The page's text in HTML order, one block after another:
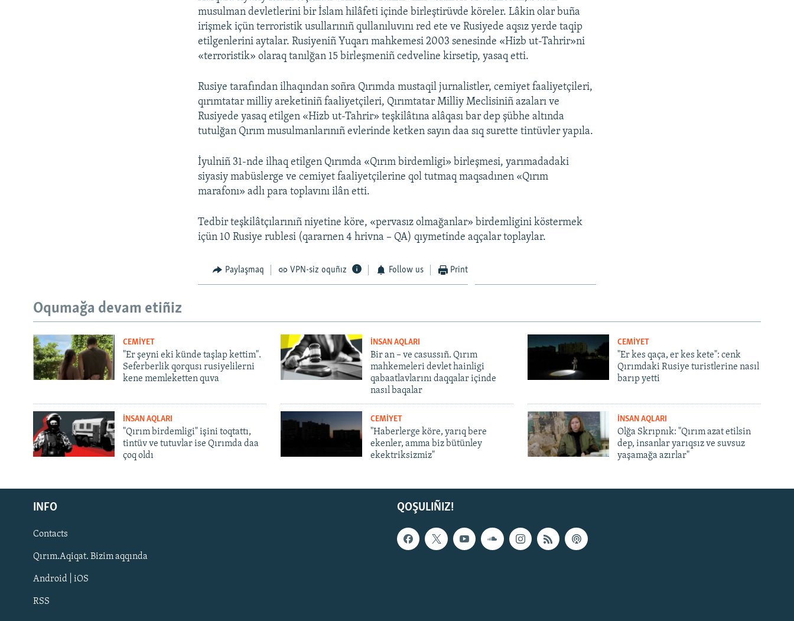
Русский
Українською
QOŞULIÑIZ!
musulman devletlerini bir İslam hilâfeti içinde birleştirüvde köreler. Lâkin olar buña
irişmek içün terroristik usullarınıñ qullanıluvını red ete ve Rusiyede aqsız yerde taqip
etilgenlerini aytalar. Rusiyeniñ Yuqarı mahkemesi 2003 senesinde «Hizb ut-Tahrir»ni
«terroristik» olaraq tanılğan 15 birleşmeniñ cedveline kirsetip, yasaq etti.
Rusiye tarafından ilhaqından soñra Qırımda mustaqil jurnalistler, cemiyet faaliyetçileri,
qırımtatar milliy areketiniñ faaliyetçileri, Qırımtatar Milliy Meclisiniñ azaları ve
Rusiyede yasaq etilgen «Hizb ut-Tahrir» teşkilâtına alâqası bar dep şübhe altında
tutulğan Qırım musulmanlarınıñ evlerinde ketken sayın daa sıq surette tintüvler yapıla.
İyulniñ 31-nde ilhaq etilgen Qırımda «Qırım birdemligi» birleşmesi, yarımadadaki
siyasiy mabüslerge ve cemiyet faaliyetçilerine qol tutmaq maqsadınen «Qırım
marafonı» adlı para toplavını ilân etti.
Tedbir teşkilâtçılarınıñ niyetine köre, «pervasız olmağanlar» birdemligini köstermek
içün 10 Rusiye rublesi (qararnen 4 hrivna – QA) qıymetinde aqçalar toplaylar.
Paylaşmaq VPN-siz oquñız Follow us Print
Oqumağa devam etiñiz
CEMİYET
"Er şeyni eki künde taşlap kettim".
Seferberlik qorqusı rusiyelilerni
kene memleketten quva
İNSAN AQLARI
Bir an – ve casussıñ. Qırım
mahkemeleri devlet hainligi
qabaatlavlarını daqqalar içinde
nasıl baqalar
CEMİYET
"Er kes qaça, er kes kete": cenk
Qırımdaki Rusiye turistlerine nasıl
barıp yetti
İNSAN AQLARI
"Qırım birdemligi" işini toqtattı,
tintüv ve tutuvlar ise Qırımda daa
çoq oldı
CEMİYET
"Haberlerge köre, yarıq bere
ekenler, amma biz bütünley
ekektriksizmiz"
İNSAN AQLARI
Olğa Skrıpnık: "Qırım azat etilsin
dep, insanlar yarıqsız ve suvsuz
yaşamağa azırlar"
QOŞULIÑIZ!
INFO
Contacts
Qırım.Aqiqat. Bizim aqqında
Android | iOS
RSS